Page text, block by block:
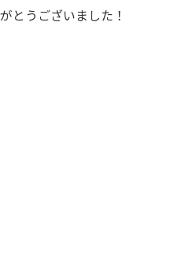
とうございました！